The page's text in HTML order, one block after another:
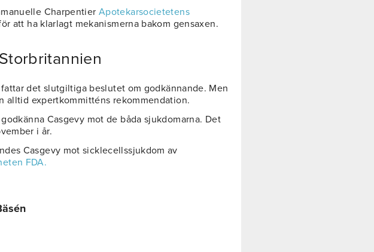
Charpentier Apotekarsocietetens
att ha klarlagt mekanismerna bakom gensaxen.
det slutgiltiga beslutet om godkännande. Men
alltid expertkommitténs rekommendation.
Casgevy mot de båda sjukdomarna. Det
i år.
Casgevy mot sicklecellssjukdom av
FDA.